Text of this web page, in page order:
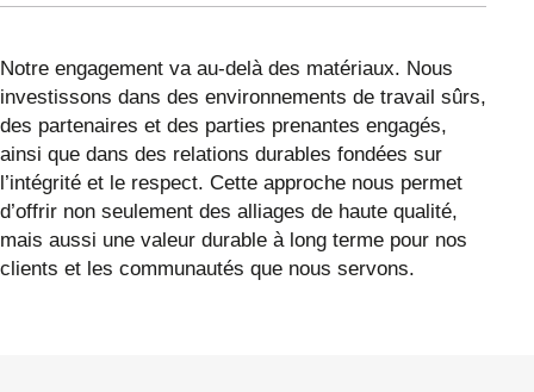
Notre engagement va au-delà des matériaux. Nous
investissons dans des environnements de travail sûrs,
des partenaires et des parties prenantes engagés,
ainsi que dans des relations durables fondées sur
l’intégrité et le respect. Cette approche nous permet
d’offrir non seulement des alliages de haute qualité,
mais aussi une valeur durable à long terme pour nos
clients et les communautés que nous servons.